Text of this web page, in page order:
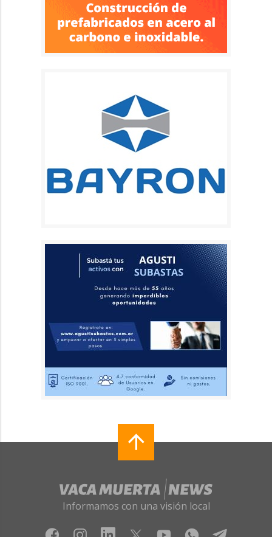
Informamos con una visión local